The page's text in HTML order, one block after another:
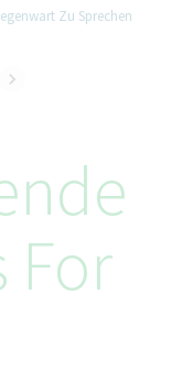
Zu Sprechen
For